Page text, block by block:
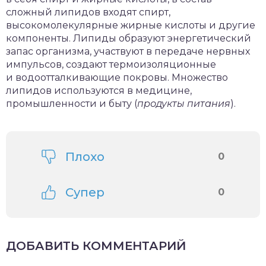
сложный липидов входят спирт,
высокомолекулярные жирные кислоты и другие
компоненты. Липиды образуют энергетический
запас организма, участвуют в передаче нервных
импульсов, создают термоизоляционные
и водоотталкивающие покровы. Множество
липидов используются в медицине,
промышленности и быту (продукты питания).
Плохо 0
Супер 0
ДОБАВИТЬ КОММЕНТАРИЙ